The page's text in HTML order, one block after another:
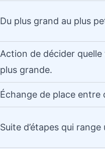
Du plus grand au plus
Action de décider
plus grande.
Échange de place entre
Suite d’étapes qui